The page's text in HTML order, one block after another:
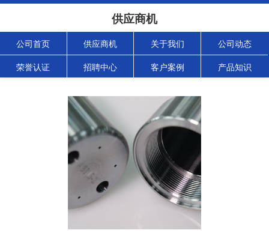
供应商机
公司首页 供应商机 关于我们 公司动态
荣誉认证 招聘中心 客户案例 产品知识